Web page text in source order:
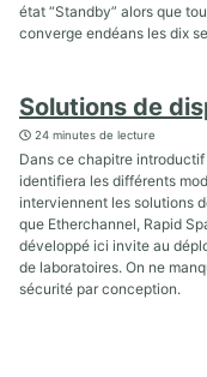
état “Standby” alors que
converge endéans les dix
Solutions de
24 minutes de lecture
Dans ce chapitre
identifiera les différents
interviennent les solutions
que Etherchannel, Rapid
développé ici invite au
de laboratoires. On ne
sécurité par conception.